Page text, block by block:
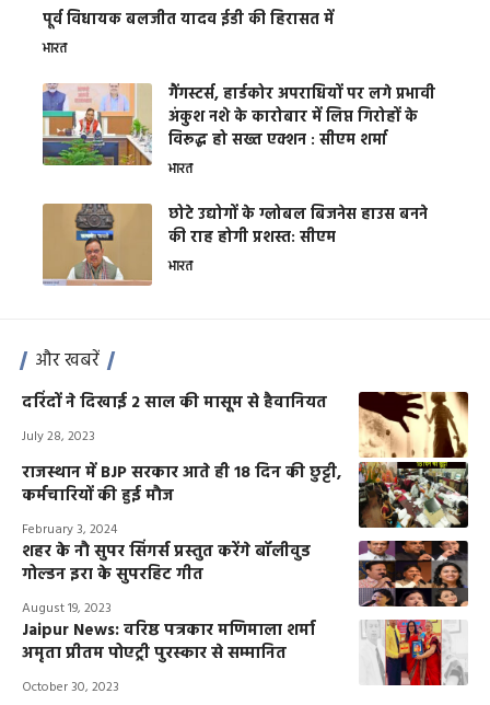
पूर्व विधायक बलजीत यादव ईडी की हिरासत में
भारत
गैंगस्टर्स, हार्डकोर अपराधियों पर लगे प्रभावी
अंकुश नशे के कारोबार में लिप्त गिरोहों के
विरूद्ध हो सख्त एक्शन : सीएम शर्मा
भारत
छोटे उद्योगों के ग्लोबल बिजनेस हाउस बनने
की राह होगी प्रशस्त: सीएम
भारत
और खबरें
दरिंदों ने दिखाई 2 साल की मासूम से हैवानियत
July 28, 2023
राजस्थान में BJP सरकार आते ही 18 दिन की छुट्टी,
कर्मचारियों की हुई मौज
February 3, 2024
शहर के नौ सुपर सिंगर्स प्रस्तुत करेंगे बॉलीवुड
गोल्डन इरा के सुपरहिट गीत
August 19, 2023
Jaipur News: वरिष्ठ पत्रकार मणिमाला शर्मा
अमृता प्रीतम पोएट्री पुरस्कार से सम्मानित
October 30, 2023